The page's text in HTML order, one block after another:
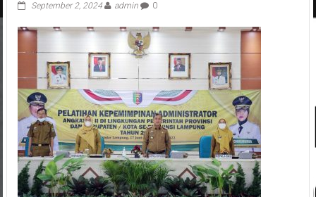
September 2, 2024 admin 0